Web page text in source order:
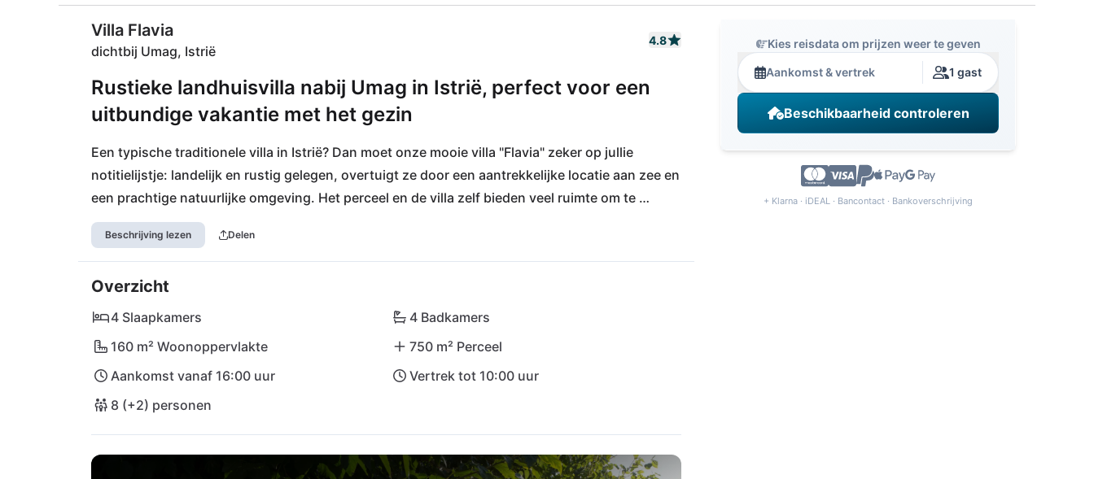
Villa Flavia
dichtbij Umag, Istrië
4.8
Rustieke landhuisvilla nabij Umag in Istrië, perfect voor een
uitbundige vakantie met het gezin
Een typische traditionele villa in Istrië? Dan moet onze mooie villa "Flavia" zeker op jullie
notitielijstje: landelijk en rustig gelegen, overtuigt ze door een aantrekkelijke locatie aan zee en
een prachtige natuurlijke omgeving. Het perceel en de villa zelf bieden veel ruimte om te
ontspannen en te vertoeven, hier kan men ongestoorde dagen doorbrengen. Ook de culinaire
liefhebber komt hier volledig aan zijn trekken, want de regio tussen Umag, Novigrad en Buje
staat bekend als "klein Italië". Slechts 5 minuten met de auto scheiden jullie van de eerste
stranden aan de westkust, en de luchthaven van Pula is eveneens in slechts een uur met de
auto te bereiken.
Beschrijving lezen Delen
Overzicht
4 Slaapkamers
4 Badkamers
160 m² Woonoppervlakte
750 m² Perceel
Aankomst vanaf 16:00 uur
Vertrek tot 10:00 uur
8 (+2) personen
Kies reisdata om prijzen weer te geven
Aankomst & vertrek 1 gast
Beschikbaarheid controleren
+ Klarna · iDEAL · Bancontact · Bankoverschrijving